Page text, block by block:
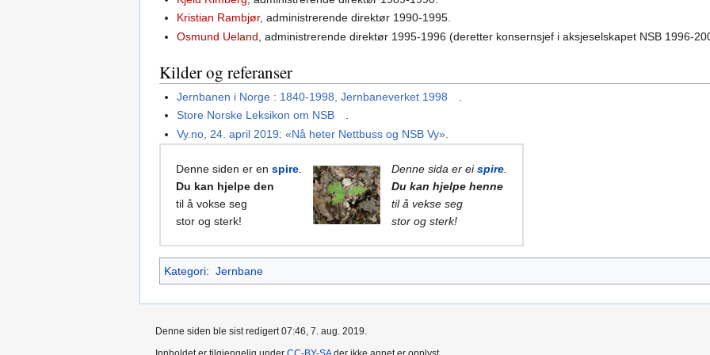
Kristian Rambjør, administrerende direktør 1990-1995.
Osmund Ueland , administrerende direktør 1995-1996 (deretter konsernsjef i aksjeselskapet NSB 1996-
Kilder og referanser
Jernbanen i Norge : 1840-1998, Jernbaneverket 1998
Store Norske Leksikon om NSB
.
Vy.no, 24. april 2019: «Nå heter Nettbuss og NSB Vy».
Denne siden er en spire
Du kan hjelpe den
til å vokse seg
stor og sterk!
Denne sida er eispire
Du kan hjelpe henne
til å vekse seg
stor og sterk!
Kategori: Jernbane
Denne siden ble sist redigert 07:46, 7. aug. 2019.